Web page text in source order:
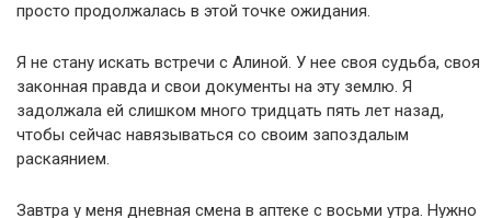
просто продолжалась в этой точке ожидания.
Я не стану искать встречи с Алиной. У нее своя судьба, своя
законная правда и свои документы на эту землю. Я
задолжала ей слишком много тридцать пять лет назад,
чтобы сейчас навязываться со своим запоздалым
раскаянием.
Завтра у меня дневная смена в аптеке с восьми утра. Нужно